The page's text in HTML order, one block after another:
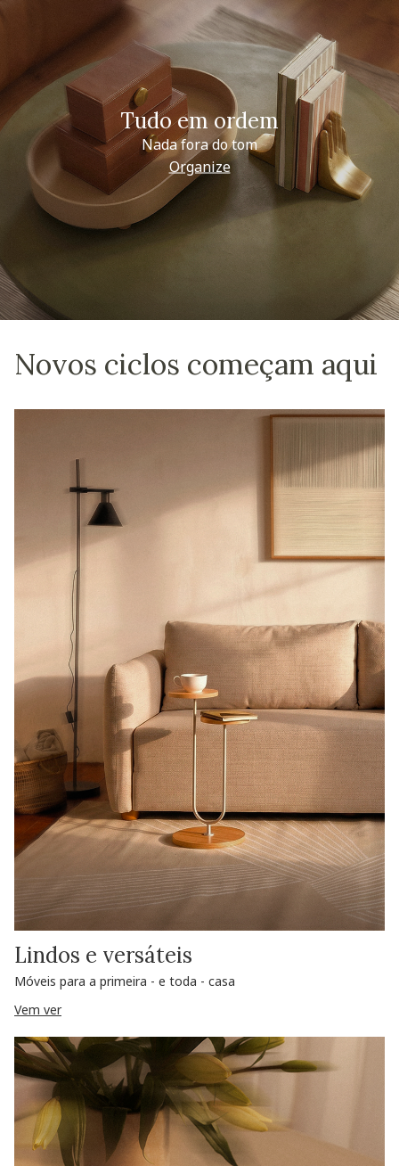
Tudo em ordem
Nada fora do tom
Organize
Novos ciclos começam aqui
Lindos e versáteis
Móveis para a primeira - e toda - casa
Vem ver